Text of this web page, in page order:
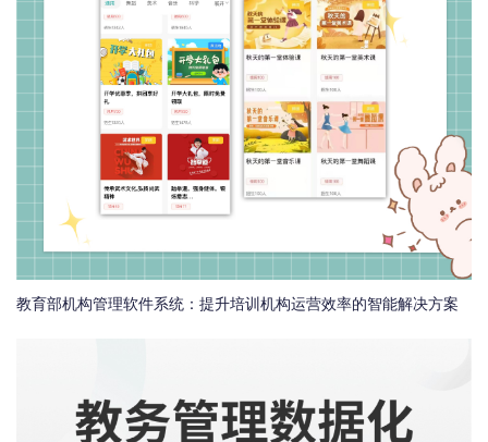
教育部机构管理软件系统：提升培训机构运营效率的智能解决方案